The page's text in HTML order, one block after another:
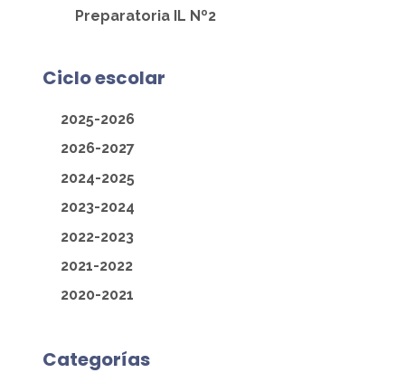
Preparatoria IL Nº2
Ciclo escolar
2025-2026
2026-2027
2024-2025
2023-2024
2022-2023
2021-2022
2020-2021
Categorías